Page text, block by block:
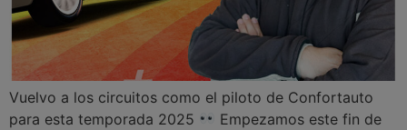
Vuelvo a los circuitos como el piloto de Confortauto
para esta temporada 2025
Empezamos este fin de